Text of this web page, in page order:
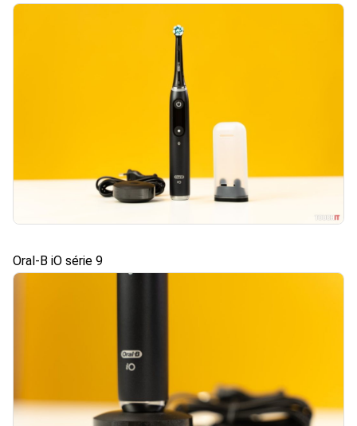
Oral-B iO série 9